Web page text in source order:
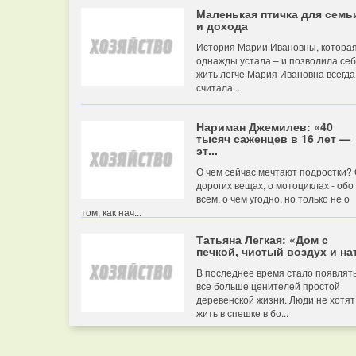
Маленькая птичка для
и дохода
История Марии Ивановны, которая
однажды устала – и позволила
жить легче Мария Ивановна всегда
считала...
Нариман Джемилев: «40
тысяч саженцев в 16 лет —
эт...
О чем сейчас мечтают подростки?
дорогих вещах, о мотоциклах - обо
всем, о чем угодно, но только не о
том, как нач...
Татьяна Легкая: «Дом с
печкой, чистый воздух и
В последнее время стало
все больше ценителей простой
деревенской жизни. Люди не хотят
жить в спешке в бо...